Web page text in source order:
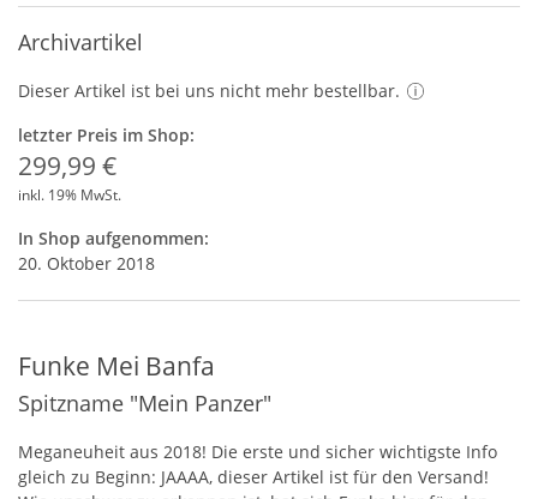
Archivartikel
Dieser Artikel ist bei uns nicht mehr bestellbar.
letzter Preis im Shop:
299,99 €
inkl. 19% MwSt.
In Shop aufgenommen:
20. Oktober 2018
Funke Mei Banfa
Spitzname "Mein Panzer"
Meganeuheit aus 2018! Die erste und sicher wichtigste Info
gleich zu Beginn: JAAAA, dieser Artikel ist für den Versand!